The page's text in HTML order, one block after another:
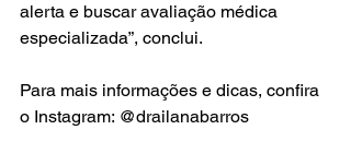
alerta e buscar avaliação médica
especializada”, conclui.
Para mais informações e dicas, confira
o Instagram: @drailanabarros